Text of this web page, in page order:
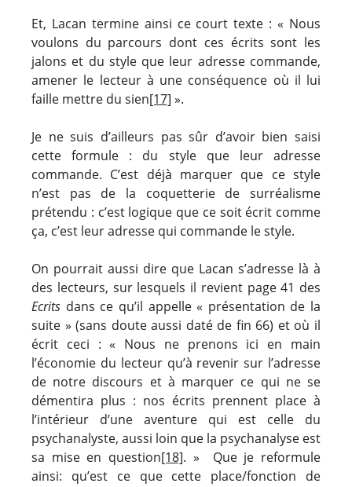
Et, Lacan termine ainsi ce court texte : « Nous
voulons du parcours dont ces écrits sont les
jalons et du style que leur adresse commande,
amener le lecteur à une conséquence où il lui
faille mettre du sien[17] ».
Je ne suis d’ailleurs pas sûr d’avoir bien saisi
cette formule : du style que leur adresse
commande. C’est déjà marquer que ce style
n’est pas de la coquetterie de surréalisme
prétendu : c’est logique que ce soit écrit comme
ça, c’est leur adresse qui commande le style.
On pourrait aussi dire que Lacan s’adresse là à
des lecteurs, sur lesquels il revient page 41 des
Ecrits dans ce qu’il appelle « présentation de la
suite » (sans doute aussi daté de fin 66) et où il
écrit ceci : « Nous ne prenons ici en main
l’économie du lecteur qu’à revenir sur l’adresse
de notre discours et à marquer ce qui ne se
démentira plus : nos écrits prennent place à
l’intérieur d’une aventure qui est celle du
psychanalyste, aussi loin que la psychanalyse est
sa mise en question[18]. » Que je reformule
ainsi: qu’est ce que cette place/fonction de